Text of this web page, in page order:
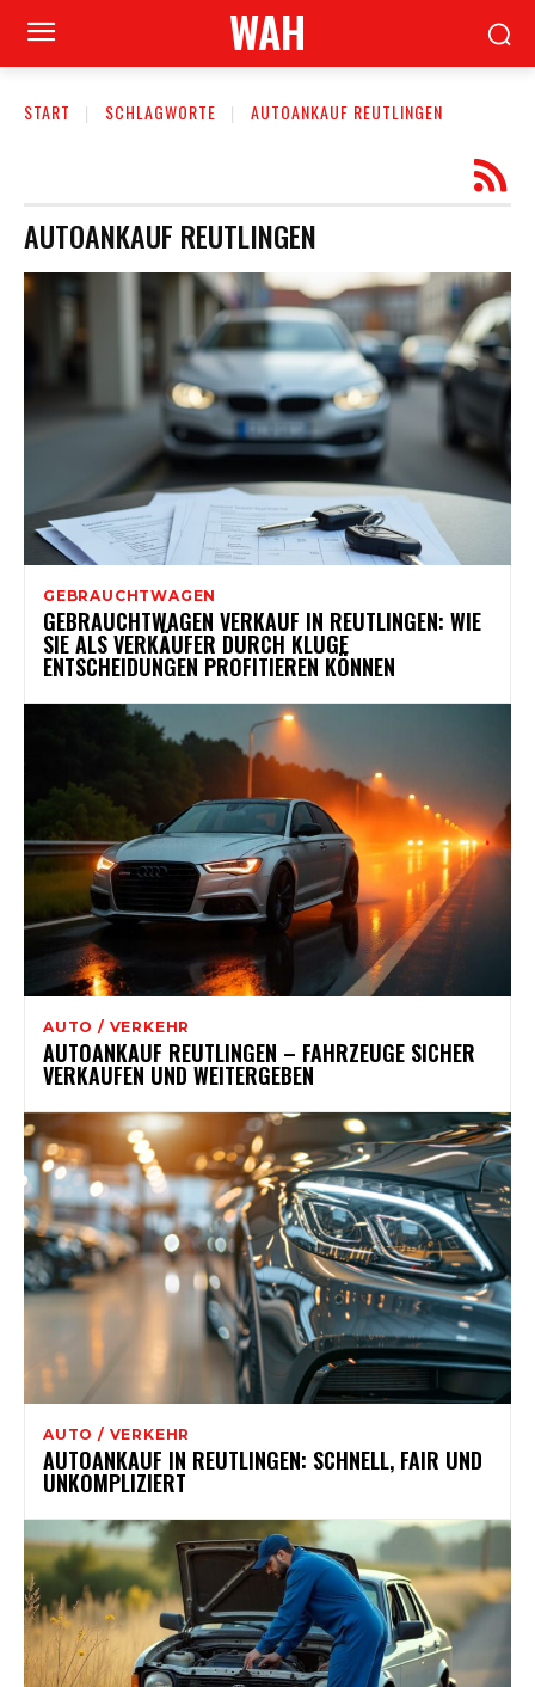
WAH
START SCHLAGWORTE AUTOANKAUF REUTLINGEN
AUTOANKAUF REUTLINGEN
GEBRAUCHTWAGEN
GEBRAUCHTWAGEN VERKAUF IN REUTLINGEN: WIE
SIE ALS VERKÄUFER DURCH KLUGE
ENTSCHEIDUNGEN PROFITIEREN KÖNNEN
AUTO / VERKEHR
AUTOANKAUF REUTLINGEN – FAHRZEUGE SICHER
VERKAUFEN UND WEITERGEBEN
AUTO / VERKEHR
AUTOANKAUF IN REUTLINGEN: SCHNELL, FAIR UND
UNKOMPLIZIERT